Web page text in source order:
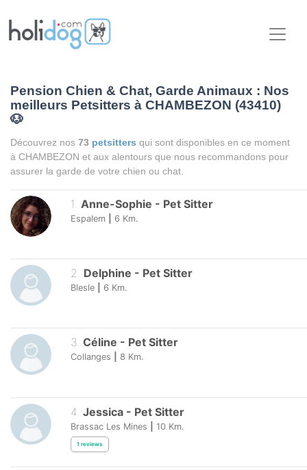
Pension Chien & Chat, Garde Animaux : Nos
meilleurs Petsitters à CHAMBEZON (43410)
🐶
Découvrez nos 73 petsitters qui sont disponibles en ce moment
à CHAMBEZON et aux alentours que nous recommandons pour
assurer la garde de votre chien ou chat.
1. Anne-Sophie - Pet Sitter
Espalem 6 Km.
2. Delphine - Pet Sitter
Blesle 6 Km.
3. Céline - Pet Sitter
Collanges 8 Km.
4 Jessica - Pet Sitter
Brassac Les Mines 10 Km.
1 reviews